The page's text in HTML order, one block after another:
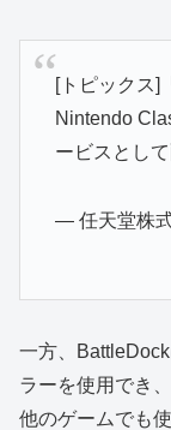
[トピックス]
Nintendo
ービスとして
— 任天堂株
一方、
ラーを使用でき
他のゲームでも